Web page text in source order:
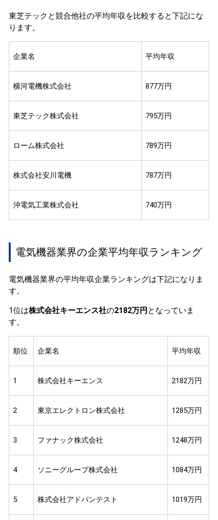
東芝テックと競合他社の平均年収を比較すると下記にな
ります。
企業名 平均年収
横河電機株式会社 877万円
東芝テック株式会社 795万円
ローム株式会社 789万円
株式会社安川電機 787万円
沖電気工業株式会社 740万円
電気機器業界の企業平均年収ランキング
電気機器業界の平均年収企業ランキングは下記になりま
す。
1位は株式会社キーエンス社の2182万円 となっていま
す。
順位 企業名 平均年収
1 株式会社キーエンス 2182万円
2 東京エレクトロン株式会社 1285万円
3 ファナック株式会社 1248万円
4 ソニーグループ株式会社 1084万円
5 株式会社アドバンテスト 1019万円